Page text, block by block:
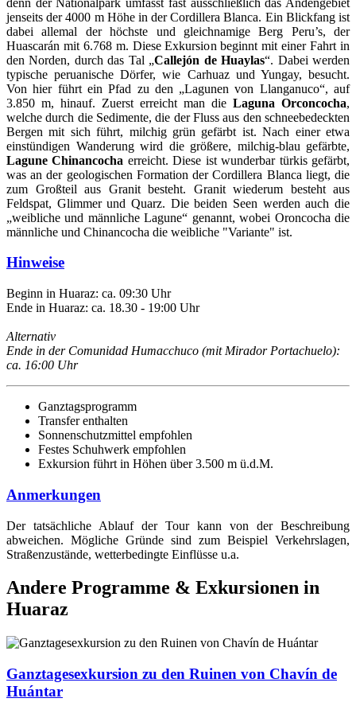
jenseits der 4000 m Höhe in der Cordillera Blanca. Ein Blickfang ist
dabei allemal der höchste und gleichnamige Berg Peru’s, der
Huascarán mit 6.768 m. Diese Exkursion beginnt mit einer Fahrt in
den Norden, durch das Tal „Callejón de Huaylas“. Dabei werden
typische peruanische Dörfer, wie Carhuaz und Yungay, besucht.
Von hier führt ein Pfad zu den „Lagunen von Llanganuco“, auf
3.850 m, hinauf. Zuerst erreicht man die Laguna Orconcocha,
welche durch die Sedimente, die der Fluss aus den schneebedeckten
Bergen mit sich führt, milchig grün gefärbt ist. Nach einer etwa
einstündigen Wanderung wird die größere, milchig-blau gefärbte,
Lagune Chinancocha erreicht. Diese ist wunderbar türkis gefärbt,
was an der geologischen Formation der Cordillera Blanca liegt, die
zum Großteil aus Granit besteht. Granit wiederum besteht aus
Feldspat, Glimmer und Quarz. Die beiden Seen werden auch die
„weibliche und männliche Lagune“ genannt, wobei Oroncocha die
männliche und Chinancocha die weibliche "Variante" ist.
Hinweise
Beginn in Huaraz: ca. 09:30 Uhr
Ende in Huaraz: ca. 18.30 - 19:00 Uhr
Alternativ
Ende in der Comunidad Humacchuco (mit Mirador Portachuelo):
ca. 16:00 Uhr
Ganztagsprogramm
Transfer enthalten
Sonnenschutzmittel empfohlen
Festes Schuhwerk empfohlen
Exkursion führt in Höhen über 3.500 m ü.d.M.
Anmerkungen
Der tatsächliche Ablauf der Tour kann von der Beschreibung
abweichen. Mögliche Gründe sind zum Beispiel Verkehrslagen,
Straßenzustände, wetterbedingte Einflüsse u.a.
Andere Programme & Exkursionen in
Huaraz
Ganztagesexkursion zu den Ruinen von Chavín de
Huántar